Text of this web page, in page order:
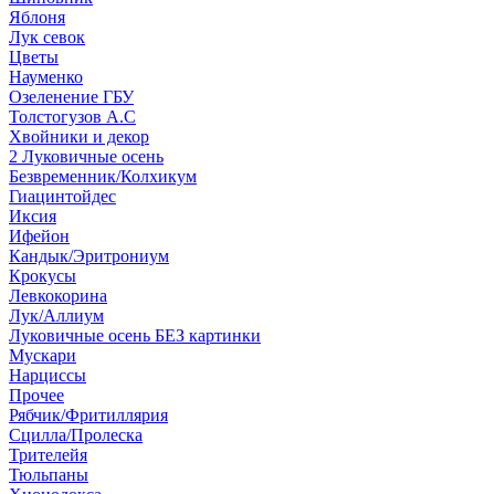
Яблоня
Лук севок
Цветы
Науменко
Озеленение ГБУ
Толстогузов А.С
Хвойники и декор
2 Луковичные осень
Безвременник/Колхикум
Гиацинтойдес
Иксия
Ифейон
Кандык/Эритрониум
Крокусы
Левкокорина
Лук/Аллиум
Луковичные осень БЕЗ картинки
Мускари
Нарциссы
Прочее
Рябчик/Фритиллярия
Сцилла/Пролеска
Трителейя
Тюльпаны